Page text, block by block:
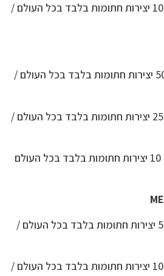
200X120 מידה בס”מ – 10 יצירות חתומות בלבד בכל העולם /
120X80 מידה בס”מ – 50 יצירות חתומות בלבד בכל העולם /
150X100 מידה בס”מ – 25 יצירות חתומות בלבד בכל העולם /
200X120 מידה בס”מ – 10 יצירות חתומות בלבד בכל העולם
120X80 מידה בס”מ – 50 יצירות חתומות בלבד בכל העולם /
150X100 מידה בס”מ – 10 יצירות חתומות בלבד בכל העולם /